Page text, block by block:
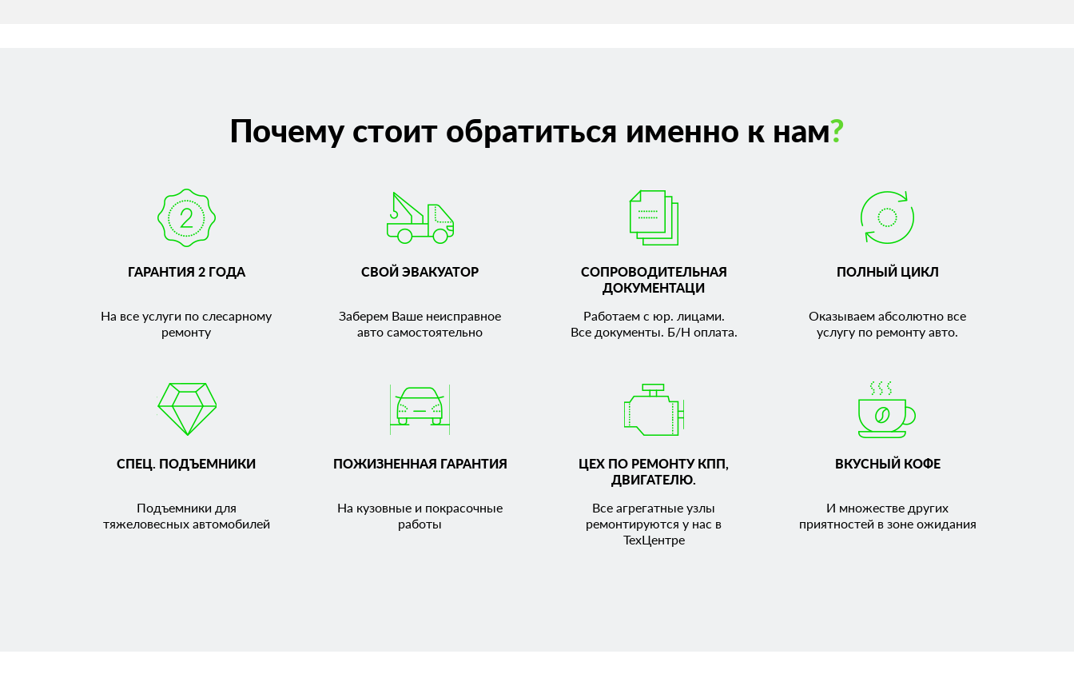
Почему стоит обратиться именно к нам?
ГАРАНТИЯ 2 ГОДА
На все услуги по слесарному
ремонту
СВОЙ ЭВАКУАТОР
Заберем Ваше неисправное
авто самостоятельно
СОПРОВОДИТЕЛЬНАЯ
ДОКУМЕНТАЦИ
Работаем с юр. лицами.
Все документы. Б/Н оплата.
ПОЛНЫЙ ЦИКЛ
Оказываем абсолютно все
услугу по ремонту авто.
СПЕЦ. ПОДЪЕМНИКИ
Подъемники для
тяжеловесных автомобилей
ПОЖИЗНЕННАЯ ГАРАНТИЯ
На кузовные и покрасочные
работы
ЦЕХ ПО РЕМОНТУ КПП,
ДВИГАТЕЛЮ.
Все агрегатные узлы
ремонтируются у нас в
ТехЦентре
ВКУСНЫЙ КОФЕ
И множестве других
приятностей в зоне ожидания